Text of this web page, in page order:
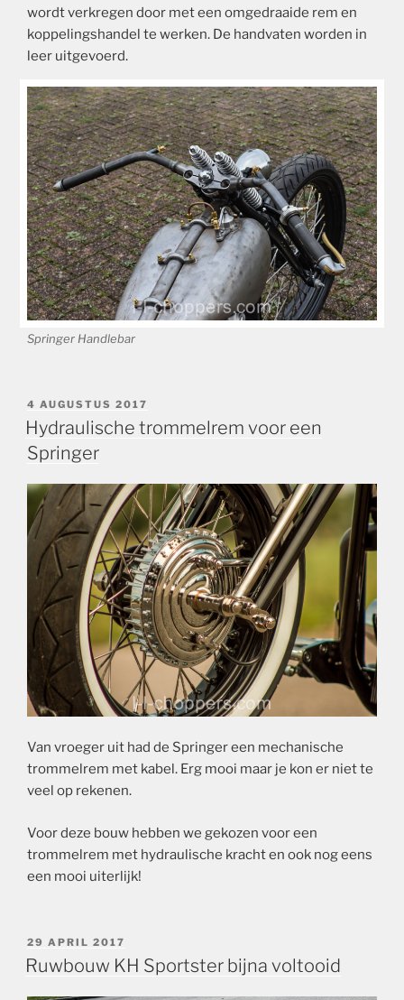
wordt verkregen door met een omgedraaide rem en
koppelingshandel te werken. De handvaten worden in
leer uitgevoerd.
Springer Handlebar
GEPLAATST
OP
4 AUGUSTUS 2017
Hydraulische trommelrem voor een
Springer
Van vroeger uit had de Springer een mechanische
trommelrem met kabel. Erg mooi maar je kon er niet te
veel op rekenen.
Voor deze bouw hebben we gekozen voor een
trommelrem met hydraulische kracht en ook nog eens
een mooi uiterlijk!
GEPLAATST
OP
29 APRIL 2017
Ruwbouw KH Sportster bijna voltooid